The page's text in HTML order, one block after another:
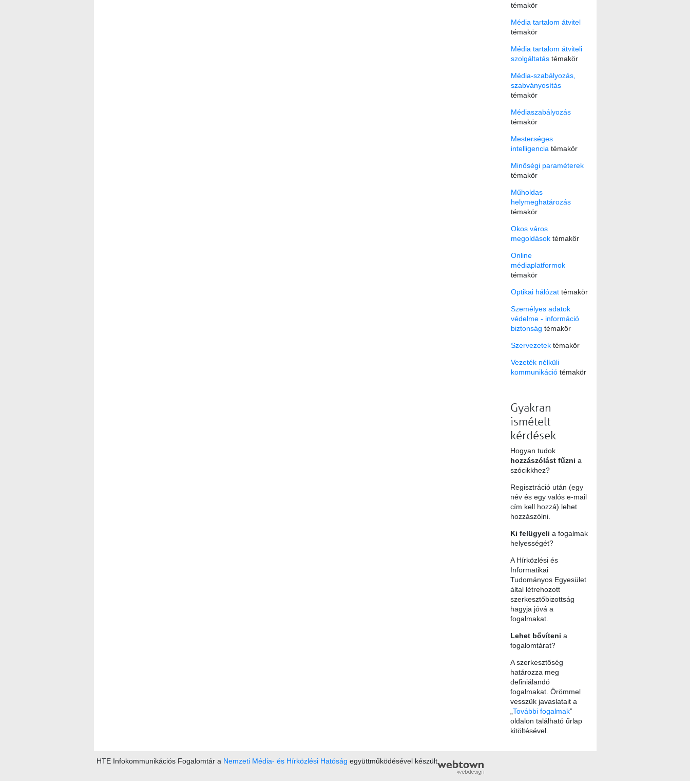
témakör
Média tartalom átvitel
témakör
Média tartalom átviteli
szolgáltatástémakör
Média-szabályozás,
szabványosítás
témakör
Médiaszabályozás
témakör
Mesterséges
intelligencia témakör
Minőségi paraméterek
témakör
Műholdas
helymeghatározás
témakör
Okos város
megoldásoktémakör
Online
médiaplatformok
témakör
Optikai hálózattémakör
Személyes adatok
védelme - információ
biztonság témakör
Szervezetektémakör
Vezeték nélküli
kommunikációtémakör
Gyakran
ismételt
kérdések
Hogyan tudok
hozzászólást fűzni a
szócikkhez?
Regisztráció után (egy
név és egy valós e-mail
cím kell hozzá) lehet
hozzászólni.
Ki felügyeli a fogalmak
helyességét?
A Hírközlési és
Informatikai
Tudományos Egyesület
által létrehozott
szerkesztőbizottság
hagyja jóvá a
fogalmakat.
Lehet bővíteni a
fogalomtárat?
A szerkesztőség
határozza meg
definiálandó
fogalmakat. Örömmel
vesszük javaslatait a
További fogalmak”
oldalon található űrlap
kitöltésével.
HTE Infokommunikációs Fogalomtár a Nemzeti Média- és Hírközlési Hatóság együttműködésével készült